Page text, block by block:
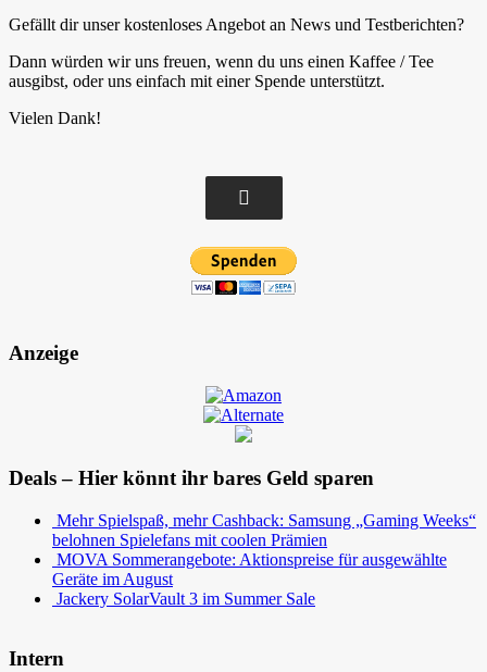
Gefällt dir unser kostenloses Angebot an News und Testberichten?
Dann würden wir uns freuen, wenn du uns einen Kaffee / Tee
ausgibst, oder uns einfach mit einer Spende unterstützt.
Vielen Dank!
Anzeige
Deals – Hier könnt ihr bares Geld sparen
Mehr Spielspaß, mehr Cashback: Samsung „Gaming Weeks“
belohnen Spielefans mit coolen Prämien
MOVA Sommerangebote: Aktionspreise für ausgewählte
Geräte im August
Jackery SolarVault 3 im Summer Sale
Intern